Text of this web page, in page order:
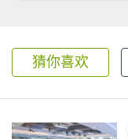
猜你喜欢